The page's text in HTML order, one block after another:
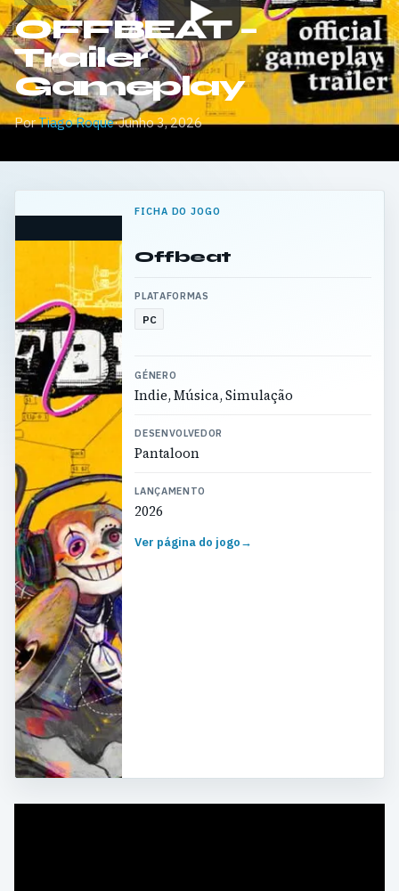
OFFBEAT –
Trailer
Gameplay
PorTiago Roque·Junho 3, 2026
FICHA DO JOGO
Offbeat
PLATAFORMAS
PC
GÉNERO
Indie, Música, Simulação
DESENVOLVEDOR
Pantaloon
LANÇAMENTO
2026
Ver página do jogo→